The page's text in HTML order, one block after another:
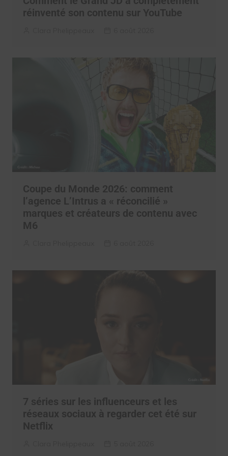
réinventé son contenu sur YouTube
Coupe du Monde 2026: comment
l’agence L’Intrus a « réconcilié »
marques et créateurs de contenu avec
M6
7 séries sur les influenceurs et les
réseaux sociaux à regarder cet été sur
Netflix